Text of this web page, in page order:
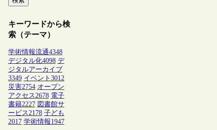
キーワードから検
索（テーマ）
学術情報流通4348
デジタル化4098 デ
ジタルアーカイブ
3349 イベント 3012
災害2754 オープン
アクセス2678 電子
書籍2227 図書館サ
ービス2178 子ども
2017 学術情報1947